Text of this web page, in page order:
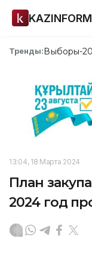
KAZINFORM
Тренды:Выборы-
13:04, 18 Марта 2024
План
2024 год